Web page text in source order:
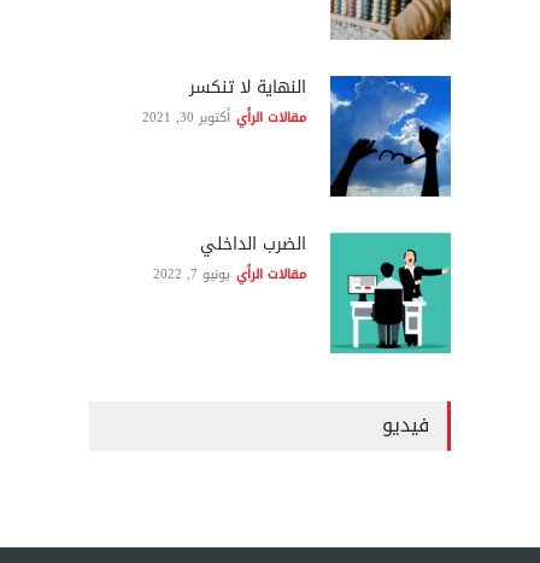
النهاية لا تنكسر
مقالات الرأي أكتوبر 30, 2021
الضرب الداخلي
مقالات الرأي يونيو 7, 2022
فيديو